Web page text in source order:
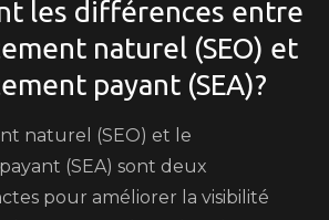
les différences entre
naturel (SEO) et
payant (SEA)?
naturel (SEO) et le
(SEA) sont deux
pour améliorer la visibilité